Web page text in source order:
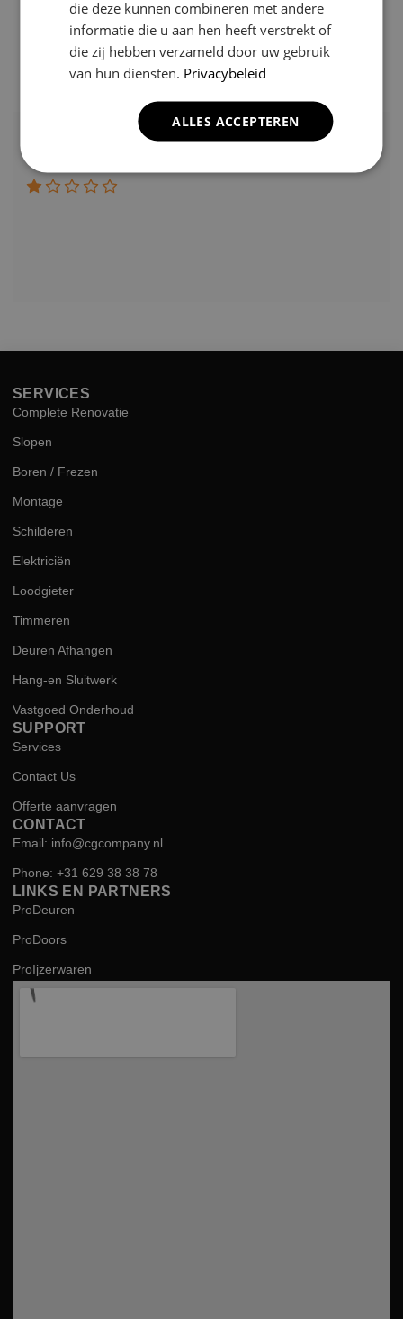
Based on 129 reviews
powered by
review us on
SERVICES
Complete Renovatie
Slopen
Boren / Frezen
Montage
Schilderen
Elektriciën
Loodgieter
Timmeren
Deuren Afhangen
Hang-en Sluitwerk
Vastgoed Onderhoud
SUPPORT
Services
Contact Us
Offerte aanvragen
CONTACT
Email: info@cgcompany.nl
Phone: +31 629 38 38 78
LINKS EN PARTNERS
ProDeuren
ProDoors
ProIjzerwaren
die deze kunnen combineren met andere
informatie die u aan hen heeft verstrekt of
die zij hebben verzameld door uw gebruik
van hun diensten. Privacybeleid
ALLES ACCEPTEREN